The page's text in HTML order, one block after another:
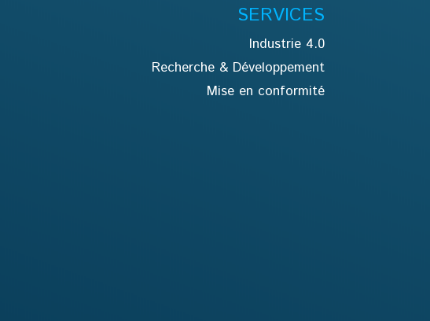
SERVICES
Industrie 4.0
Recherche & Développement
Mise en conformité